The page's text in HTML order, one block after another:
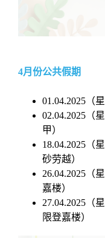
4月份公共假期
01.04.2025（
02.04.2025（
甲）
18.04.2025（
砂劳越）
26.04.2025（
嘉楼）
27.04.2025（
限登嘉楼）